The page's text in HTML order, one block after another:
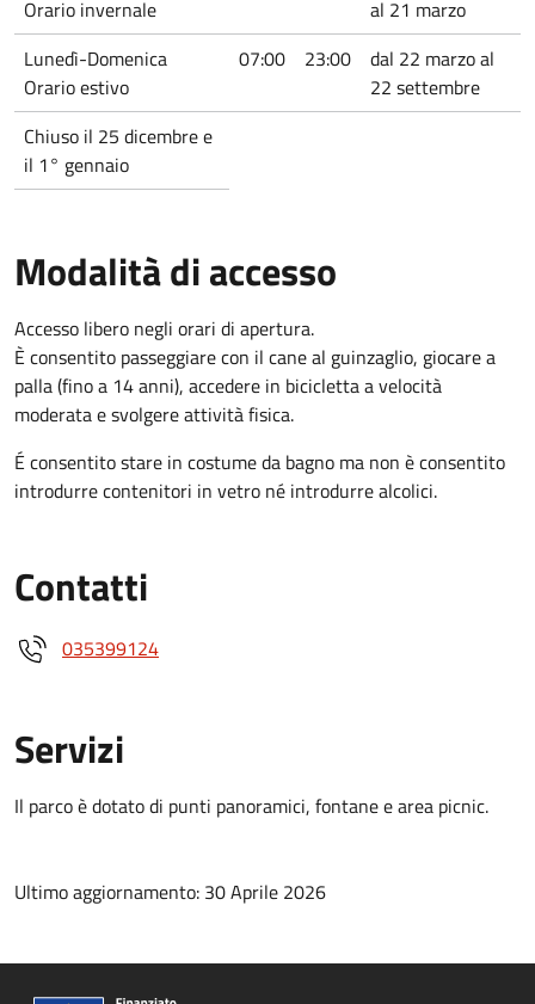
Orario invernale
al 21 marzo
Lunedì-Domenica
Orario estivo
07:00 23:00
dal 22 marzo al
22 settembre
Chiuso il 25 dicembre e
il 1° gennaio
Modalità di accesso
Accesso libero negli orari di apertura.
È consentito passeggiare con il cane al guinzaglio, giocare a
palla (fino a 14 anni), accedere in bicicletta a velocità
moderata e svolgere attività fisica.
É consentito stare in costume da bagno ma non è consentito
introdurre contenitori in vetro né introdurre alcolici.
Contatti
035399124
Servizi
Il parco è dotato di punti panoramici, fontane e area picnic.
Ultimo aggiornamento: 30 Aprile 2026